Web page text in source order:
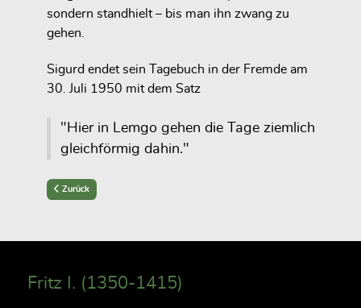
sondern standhielt – bis man ihn zwang zu
gehen.
Sigurd endet sein Tagebuch in der Fremde am
30. Juli 1950 mit dem Satz
"Hier in Lemgo gehen die Tage ziemlich
gleichför­mig dahin."
Previous article: Bodenreform und Enteignung in Angern
Zurück
Fritz I. (1350-1415)